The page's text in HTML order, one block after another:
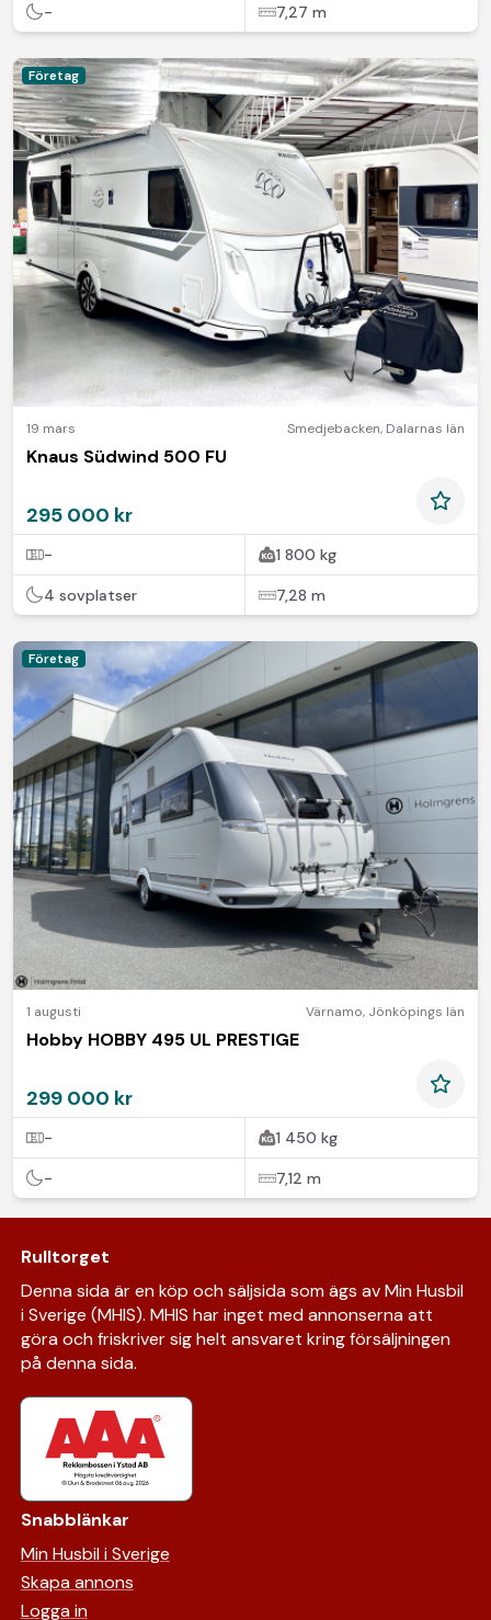
- 7,27 m
Företag
19 mars Smedjebacken, Dalarnas län
Knaus Südwind 500 FU
295 000 kr
- 1 800 kg
4 sovplatser 7,28 m
Företag
1 augusti Värnamo, Jönköpings län
Hobby HOBBY 495 UL PRESTIGE
299 000 kr
- 1 450 kg
- 7,12 m
Rulltorget
Denna sida är en köp och säljsida som ägs av Min Husbil
i Sverige (MHIS). MHIS har inget med annonserna att
göra och friskriver sig helt ansvaret kring försäljningen
på denna sida.
Snabblänkar
Min Husbil i Sverige
Skapa annons
Logga in